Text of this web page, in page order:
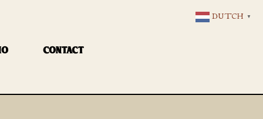
CONTACT
DUTCH ▼